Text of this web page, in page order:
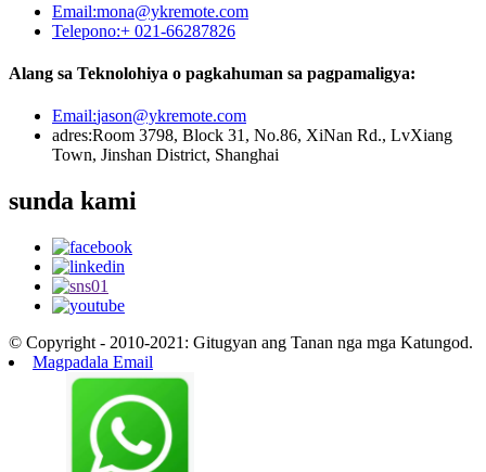
Email:mona@ykremote.com
Telepono:+ 021-66287826
Alang sa Teknolohiya o pagkahuman sa pagpamaligya:
Email:jason@ykremote.com
adres:Room 3798, Block 31, No.86, XiNan Rd., LvXiang
Town, Jinshan District, Shanghai
sunda kami
© Copyright - 2010-2021: Gitugyan ang Tanan nga mga Katungod.
Magpadala Email